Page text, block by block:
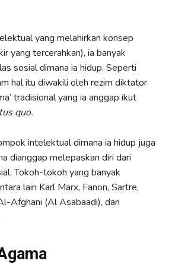
yang melahirkan konsep
yang tercerahkan), ia banyak
sosial dimana ia hidup. Seperti
hal itu diwakili oleh rezim diktator
tradisional yang ia anggap ikut
quo.
intelektual dimana ia hidup juga
dianggap melepaskan diri dari
Tokoh-tokoh yang banyak
lain Karl Marx, Fanon, Sartre,
Afghani (Al Asabaadi), dan